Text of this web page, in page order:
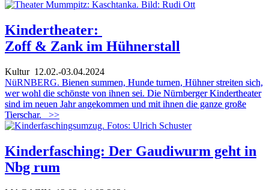
Kindertheater:
Zoff & Zank im Hühnerstall
Kultur12.02.-03.04.2024
NüRNBERG. Bienen summen, Hunde turnen, Hühner streiten sich,
wer wohl die schönste von ihnen sei. Die Nürnberger Kindertheater
sind im neuen Jahr angekommen und mit ihnen die ganze große
Tierschar.
>>
Kinderfasching: Der Gaudiwurm geht in
Nbg rum